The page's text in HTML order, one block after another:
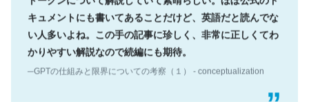
キュメントにも書いてあることだけど、英語だと読んでな
い人多いよね。この手の記事に珍しく、非常に正しくてわ
かりやすい解説なので続編にも期待。
─GPTの仕組みと限界についての考察（１） - conceptualization